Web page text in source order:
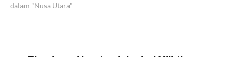
dalam "Nusa Utara"